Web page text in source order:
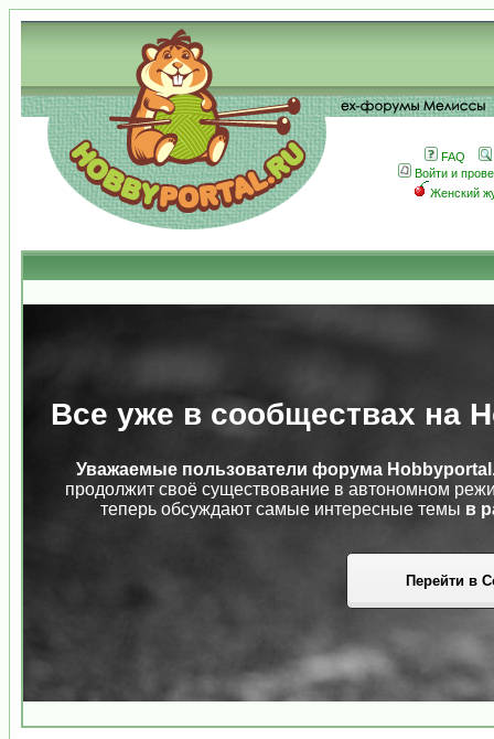
FAQ
Войти и
Женский
Все уже в сообществах на
Уважаемые пользователи форума
продолжит своё существование в автономном
теперь обсуждают самые интересные темы в
Перейти в